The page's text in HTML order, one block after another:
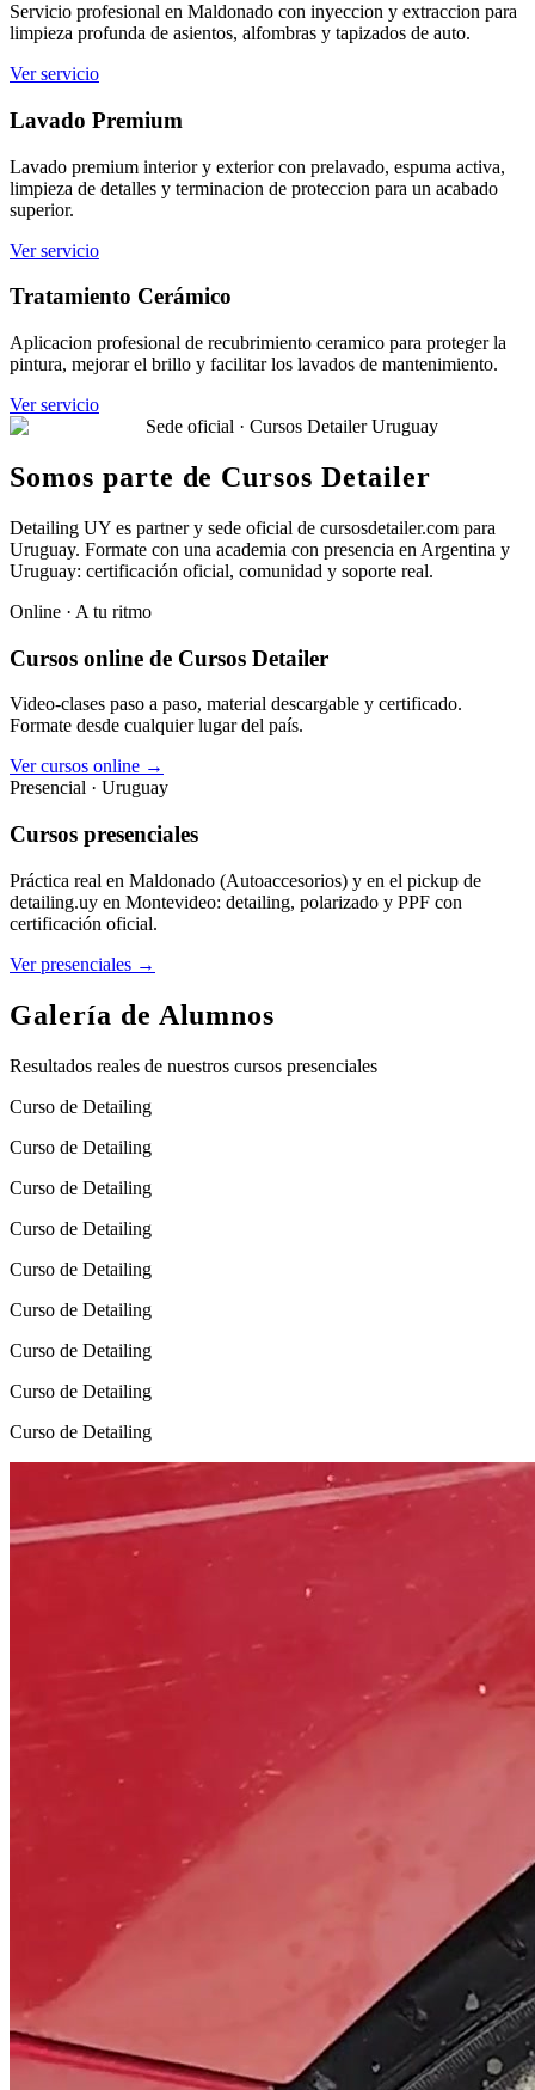
Servicio profesional en Maldonado con inyeccion y extraccion para
limpieza profunda de asientos, alfombras y tapizados de auto.
Ver servicio
Lavado Premium
Lavado premium interior y exterior con prelavado, espuma activa,
limpieza de detalles y terminacion de proteccion para un acabado
superior.
Ver servicio
Tratamiento Cerámico
Aplicacion profesional de recubrimiento ceramico para proteger la
pintura, mejorar el brillo y facilitar los lavados de mantenimiento.
Ver servicio
Sede oficial · Cursos Detailer Uruguay
Somos parte de Cursos Detailer
Detailing UY es partner y sede oficial de cursosdetailer.com para
Uruguay. Formate con una academia con presencia en Argentina y
Uruguay: certificación oficial, comunidad y soporte real.
Online · A tu ritmo
Cursos online de Cursos Detailer
Video-clases paso a paso, material descargable y certificado.
Formate desde cualquier lugar del país.
Ver cursos online →
Presencial · Uruguay
Cursos presenciales
Práctica real en Maldonado (Autoaccesorios) y en el pickup de
detailing.uy en Montevideo: detailing, polarizado y PPF con
certificación oficial.
Ver presenciales →
Galería de Alumnos
Resultados reales de nuestros cursos presenciales
Curso de Detailing
Curso de Detailing
Curso de Detailing
Curso de Detailing
Curso de Detailing
Curso de Detailing
Curso de Detailing
Curso de Detailing
Curso de Detailing